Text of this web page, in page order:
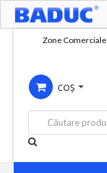
Compania
Servicii
Productie
Contact
Zone Comerciale
COȘ